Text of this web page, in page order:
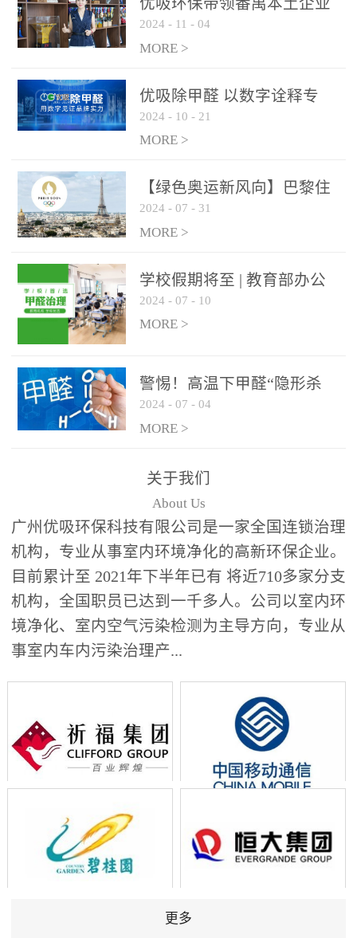
优吸环保带领番禺本​土企业
勇敢破局向“新”
2024 - 11 - 04
MORE >
优吸除甲醛 以数字诠释专
业，尽显除醛品牌实力！
2024 - 10 - 21
MORE >
【绿色奥运新风向】巴黎住
宿风波：优吸环保共建健康
绿色家居
2024 - 07 - 31
MORE >
学校假期将至 | 教育部办公
厅关于加强学校新建校舍室
内空气质量管理通知
2024 - 07 - 10
MORE >
警惕！高温下甲醛“隐形杀
手”来袭，你的家安全吗？
2024 - 07 - 04
MORE >
关于我们
About Us
广州优吸环保科技有限公司是一家全国连锁治理
机构，专业从事室内环境净化的高新环保企业。
目前累计至 2021年下半年已有 将近710多家分支
机构，全国职员已达到一千多人。公司以室内环
境净化、室内空气污染检测为主导方向，专业从
事室内车内污染治理产...
更多